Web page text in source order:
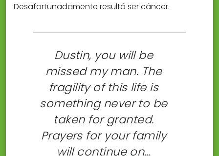
Desafortunadamente resultó ser cáncer.
Dustin, you will be
missed my man. The
fragility of this life is
something never to be
taken for granted.
Prayers for your family
will continue on…